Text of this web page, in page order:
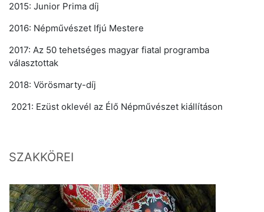
2015: Junior Prima díj
2016: Népművészet Ifjú Mestere
2017: Az 50 tehetséges magyar fiatal programba
választottak
2018: Vörösmarty-díj
2021: Ezüst oklevél az Élő Népművészet kiállításon
SZAKKÖREI